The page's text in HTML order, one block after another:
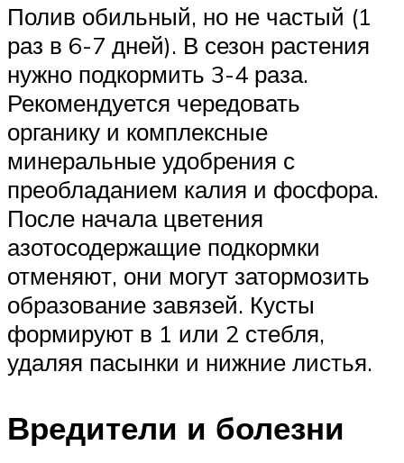
Полив обильный, но не частый (1
раз в 6-7 дней). В сезон растения
нужно подкормить 3-4 раза.
Рекомендуется чередовать
органику и комплексные
минеральные удобрения с
преобладанием калия и фосфора.
После начала цветения
азотосодержащие подкормки
отменяют, они могут затормозить
образование завязей. Кусты
формируют в 1 или 2 стебля,
удаляя пасынки и нижние листья.
Вредители и болезни